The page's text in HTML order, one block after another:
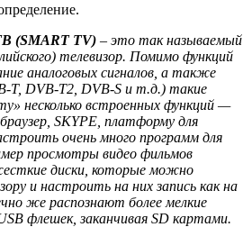
(SMART TV) – это так называемый
телевизор. Помимо функций
аналоговых сигналов, а также
T, DVB-T2, DVB-S и т.д.) такие
несколько встроенных функций —
SKYPE, платформу для
очень много программ для
просмотры видео фильмов
диски, которые можно
и настроить на них запись как на
же распознают более мелкие
флешек, заканчивая SD картами.